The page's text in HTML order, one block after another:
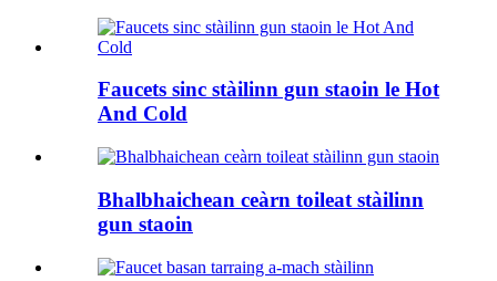
Faucets sinc stàilinn gun staoin le Hot
And Cold
Bhalbhaichean ceàrn toileat stàilinn
gun staoin